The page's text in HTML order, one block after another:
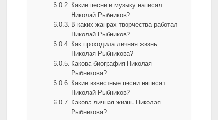
Какие песни и музыку написал
Николай Рыбников?
В каких жанрах творчества работал
Николай Рыбников?
Как проходила личная жизнь
Николая Рыбникова?
Какова биография Николая
Рыбникова?
Какие известные песни написал
Николай Рыбников?
Какова личная жизнь Николая
Рыбникова?